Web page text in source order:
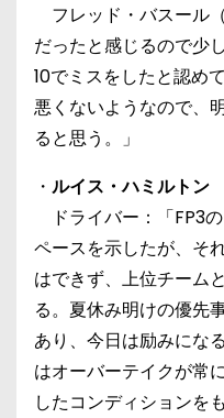
フレッド・バスール
だったと感じるので少
10でミスをしたと認め
悪くないようなので、
ると思う。」
・ ルイス・ハミルトン
ドライバー：「FP3
ペースを示したが、そ
はできず、上位チーム
る。夏休み明けの優先
あり、今日は励みにな
はオーバーテイクが常
したコンディションを